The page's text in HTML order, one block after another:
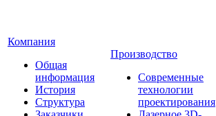
Компания
Общая
информация
История
Структура
Производство
Современные
технологии
проектирования